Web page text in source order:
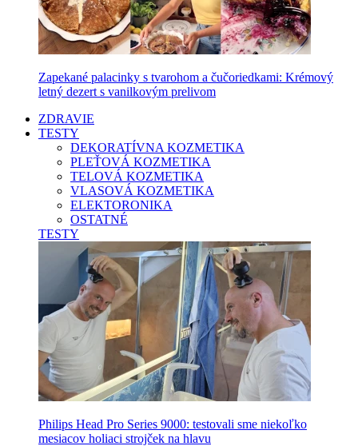
Zapekané palacinky s tvarohom a čučoriedkami: Krémový
letný dezert s vanilkovým prelivom
ZDRAVIE
TESTY
DEKORATÍVNA KOZMETIKA
PLEŤOVÁ KOZMETIKA
TELOVÁ KOZMETIKA
VLASOVÁ KOZMETIKA
ELEKTORONIKA
OSTATNÉ
TESTY
Philips Head Pro Series 9000: testovali sme niekoľko
mesiacov holiaci strojček na hlavu